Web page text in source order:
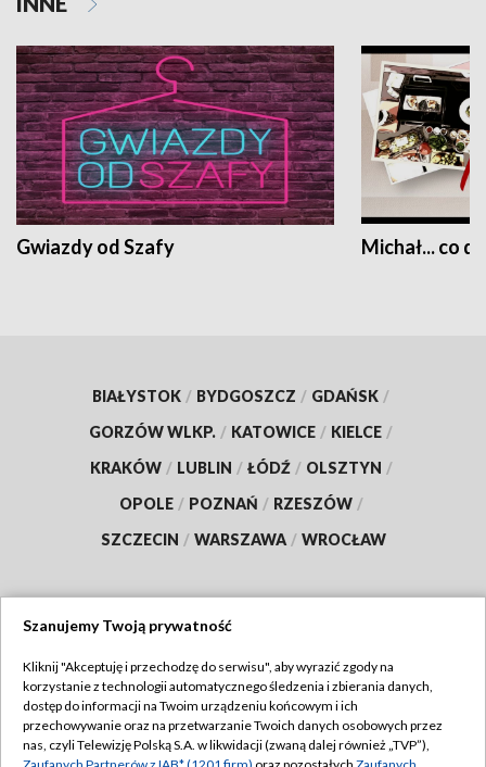
Gwiazdy od Szafy Michał... co
BIAŁYSTOK / BYDGOSZCZ / GDAŃSK /
GORZÓW WLKP. / KATOWICE / KIELCE /
KRAKÓW / LUBLIN / ŁÓDŹ / OLSZTYN /
OPOLE / POZNAŃ / RZESZÓW /
SZCZECIN / WARSZAWA / WROCŁAW
TVP
Abonament TVP
Emisja w TVP
Regulamin TVP
Szanujemy Twoją prywatność
Kliknij "Akceptuję i przechodzę do serwisu", aby wyrazić zgody na
korzystanie z technologii automatycznego śledzenia i zbierania danych,
dostęp do informacji na Twoim urządzeniu końcowym i ich
przechowywanie oraz na przetwarzanie Twoich danych osobowych przez
nas, czyli Telewizję Polską S.A. w likwidacji (zwaną dalej również „TVP”),